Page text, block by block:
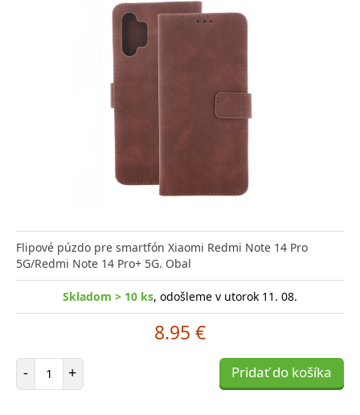
Flipové púzdo pre smartfón Xiaomi Redmi Note 14 Pro
5G/Redmi Note 14 Pro+ 5G. Obal
Skladom > 10 ks, odošleme v utorok 11. 08.
8.95 €
- Počet položiek
+ Pridať do košíka